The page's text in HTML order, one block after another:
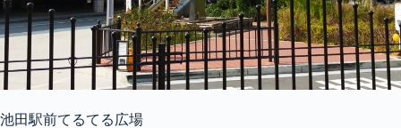
池田駅前てるてる広場